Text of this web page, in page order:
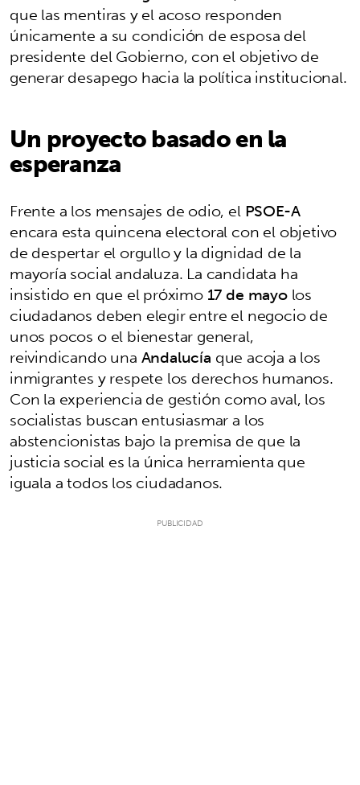
que las mentiras y el acoso responden
únicamente a su condición de esposa del
presidente del Gobierno, con el objetivo de
generar desapego hacia la política institucional.
Un proyecto basado en la
esperanza
Frente a los mensajes de odio, elPSOE-A
encara esta quincena electoral con el objetivo
de despertar el orgullo y la dignidad de la
mayoría social andaluza. La candidata ha
insistido en que el próximo17 de mayolos
ciudadanos deben elegir entre el negocio de
unos pocos o el bienestar general,
reivindicando unaAndalucía que acoja a los
inmigrantes y respete los derechos humanos.
Con la experiencia de gestión como aval, los
socialistas buscan entusiasmar a los
abstencionistas bajo la premisa de que la
justicia social es la única herramienta que
iguala a todos los ciudadanos.